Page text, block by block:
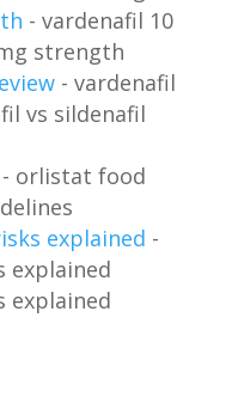
- vardenafil 10
strength
- vardenafil
vs sildenafil
- orlistat food
explained -
explained
explained